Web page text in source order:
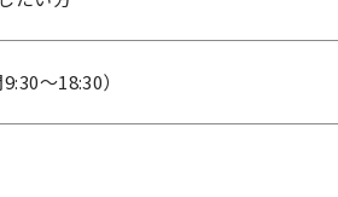
～18:30）